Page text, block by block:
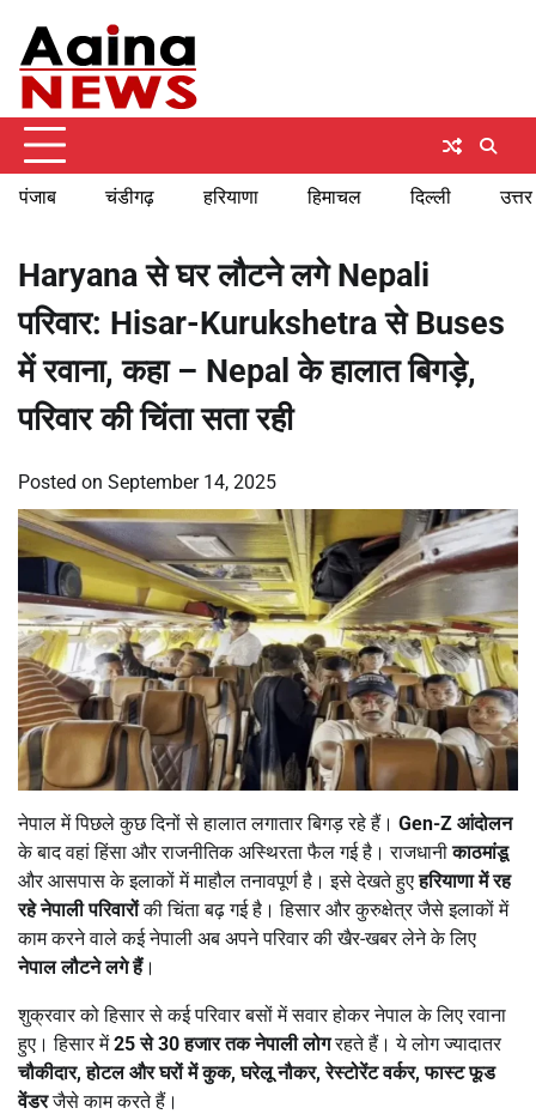
content
पंजाब चंडीगढ़ हरियाणा हिमाचल दिल्ली
Haryana से घर लौटने लगे Nepali
परिवार: Hisar-Kurukshetra से Buses
में रवाना, कहा – Nepal के हालात बिगड़े,
परिवार की चिंता सता रही
Posted on September 14, 2025
नेपाल में पिछले कुछ दिनों से हालात लगातार बिगड़ रहे हैं। Gen-Z आंदोलन
के बाद वहां हिंसा और राजनीतिक अस्थिरता फैल गई है। राजधानीकाठमांडू
और आसपास के इलाकों में माहौल तनावपूर्ण है। इसे देखते हुएहरियाणा में रह
रहे नेपाली परिवारोंकी चिंता बढ़ गई है। हिसार और कुरुक्षेत्र जैसे इलाकों में
काम करने वाले कई नेपाली अब अपने परिवार की खैर-खबर लेने के लिए
नेपाल लौटने लगे हैं।
शुक्रवार को हिसार से कई परिवार बसों में सवार होकर नेपाल के लिए रवाना
हुए। हिसार में25से 30हजार तक नेपाली लोगरहते हैं। ये लोग ज्यादातर
चौकीदार,होटल और घरों में कुक,घरेलू नौकर,रेस्टोरेंट वर्कर,फास्ट फूड
वेंडरजैसे काम करते हैं।